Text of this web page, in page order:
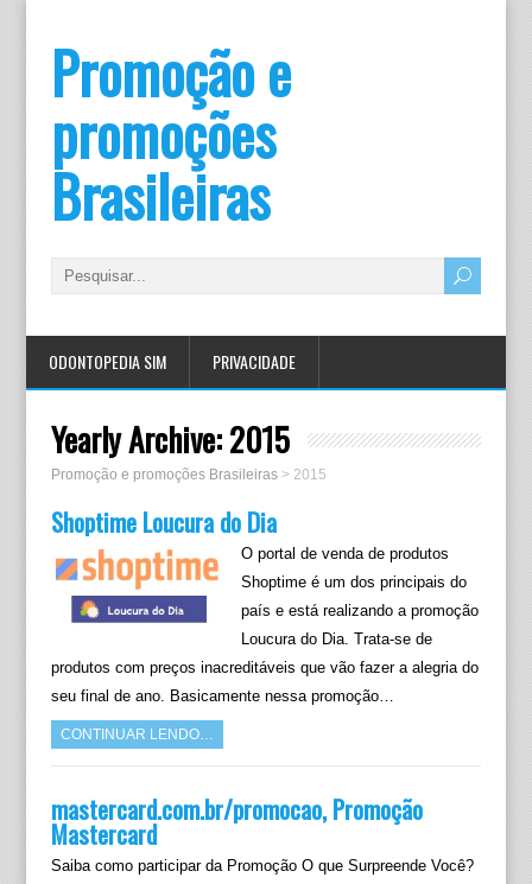
Promoção e
promoções
Brasileiras
ODONTOPEDIA SIM PRIVACIDADE
Yearly Archive:2015
Promoção e promoções Brasileiras> 2015
Shoptime Loucura do Dia
O portal de venda de produtos
Shoptime é um dos principais do
país e está realizando a promoção
Loucura do Dia. Trata-se de
produtos com preços inacreditáveis que vão fazer a alegria do
seu final de ano. Basicamente nessa promoção…
CONTINUAR LENDO…
mastercard.com.br/promocao, Promoção
Mastercard
Saiba como participar da Promoção O que Surpreende Você?